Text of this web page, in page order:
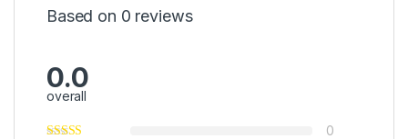
Based on 0 reviews
0.0
overall
0